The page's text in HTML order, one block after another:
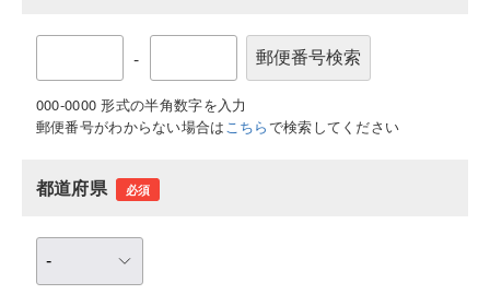
-
000-0000 形式の半角数字を入力
郵便番号がわからない場合はこちらで検索してください
都道府県 必須